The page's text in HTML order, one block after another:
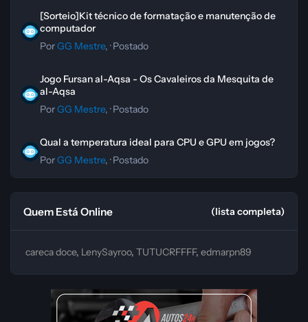
[Sorteio]Kit técnico de formatação e manutenção de
computador
PorGG Mestre, ·Postado
Jogo Fursan al-Aqsa - Os Cavaleiros da Mesquita de
al-Aqsa
PorGG Mestre, ·Postado
Qual a temperatura ideal para CPU e GPU em jogos?
PorGG Mestre, ·Postado
Quem Está Online (lista completa)
careca doce LenySayroo TUTUCRFFFF edmarpn89